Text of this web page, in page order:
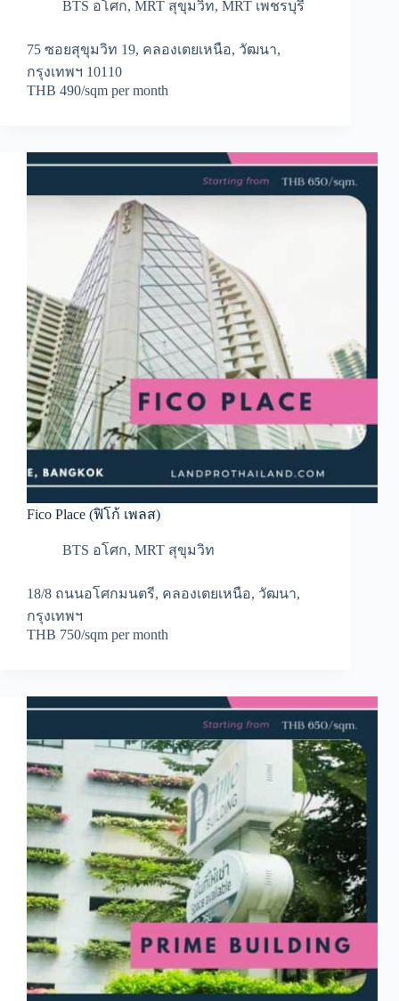
BTS อโศก, MRT สุขุมวิท, MRT เพชรบุรี
75 ซอยสุขุมวิท 19, คลองเตยเหนือ, วัฒนา,
กรุงเทพฯ 10110
THB 490/sqm per month
Fico Place (ฟิโก้ เพลส)
BTS อโศก, MRT สุขุมวิท
18/8 ถนนอโศกมนตรี, คลองเตยเหนือ, วัฒนา,
กรุงเทพฯ
THB 750/sqm per month